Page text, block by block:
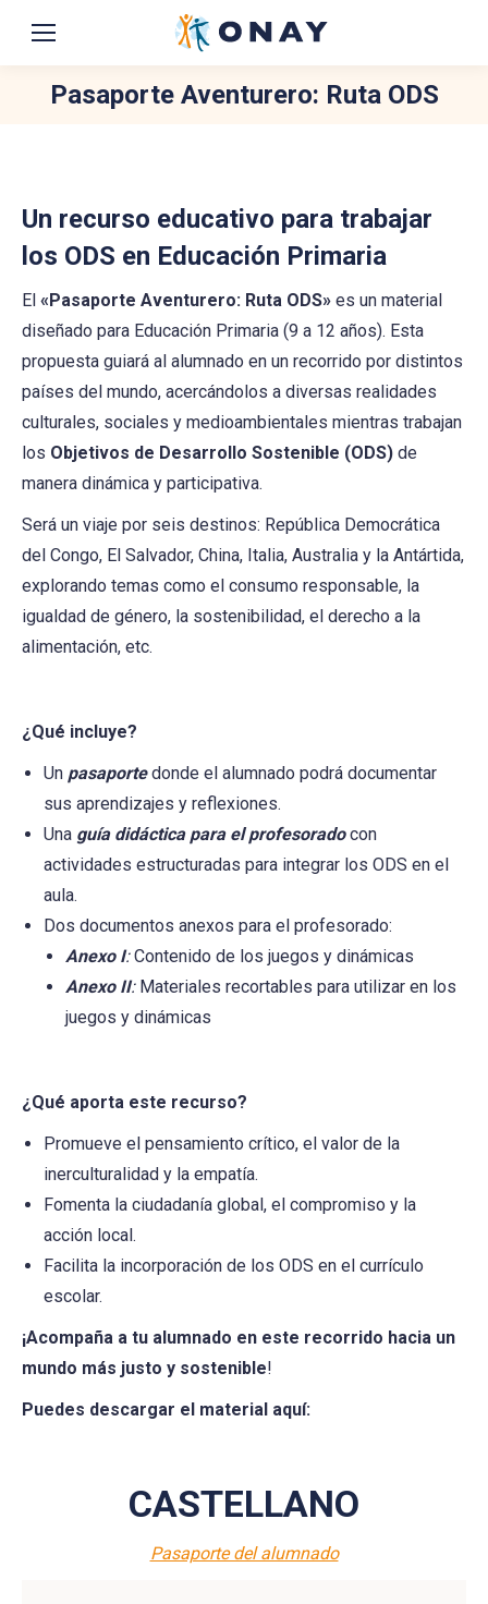
Pasaporte Aventurero: Ruta ODS
Un recurso educativo para trabajar
los ODS en Educación Primaria
El «Pasaporte Aventurero: Ruta ODS» es un material
diseñado para Educación Primaria (9 a 12 años). Esta
propuesta guiará al alumnado en un recorrido por distintos
países del mundo, acercándolos a diversas realidades
culturales, sociales y medioambientales mientras trabajan
los Objetivos de Desarrollo Sostenible (ODS) de
manera dinámica y participativa.
Será un viaje por seis destinos: República Democrática
del Congo, El Salvador, China, Italia, Australia y la Antártida,
explorando temas como el consumo responsable, la
igualdad de género, la sostenibilidad, el derecho a la
alimentación, etc.
¿Qué incluye?
Un pasaportedonde el alumnado podrá documentar
sus aprendizajes y reflexiones.
Una guía didáctica para el profesoradocon
actividades estructuradas para integrar los ODS en el
aula.
Dos documentos anexos para el profesorado:
Anexo I:Contenido de los juegos y dinámicas
Anexo II:Materiales recortables para utilizar en los
juegos y dinámicas
¿Qué aporta este recurso?
Promueve el pensamiento crítico, el valor de la
inerculturalidad y la empatía.
Fomenta la ciudadanía global, el compromiso y la
acción local.
Facilita la incorporación de los ODS en el currículo
escolar.
¡Acompaña a tu alumnado en este recorrido hacia un
mundo más justo y sostenible!
Puedes descargar el material aquí:
CASTELLANO
Pasaporte del alumnado